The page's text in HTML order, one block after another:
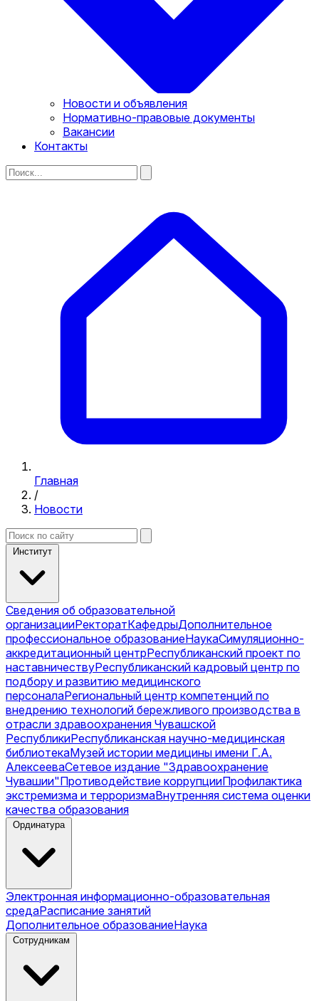
Новости и объявления
Нормативно-правовые документы
Вакансии
Контакты
Главная
/
Новости
Институт
Сведения об образовательной
организацииРекторатКафедрыДополнительное
профессиональное образованиеНаукаСимуляционно-
аккредитационный центрРеспубликанский проект по
наставничествуРеспубликанский кадровый центр по
подбору и развитию медицинского
персоналаРегиональный центр компетенций по
внедрению технологий бережливого производства в
отрасли здравоохранения Чувашской
РеспубликиРеспубликанская научно-медицинская
библиотекаМузей истории медицины имени Г.А.
АлексееваСетевое издание "Здравоохранение
Чувашии"Противодействие коррупцииПрофилактика
экстремизма и терроризмаВнутренняя система оценки
качества образования
Ординатура
Электронная информационно-образовательная
средаРасписание занятий
Дополнительное образованиеНаука
Сотрудникам